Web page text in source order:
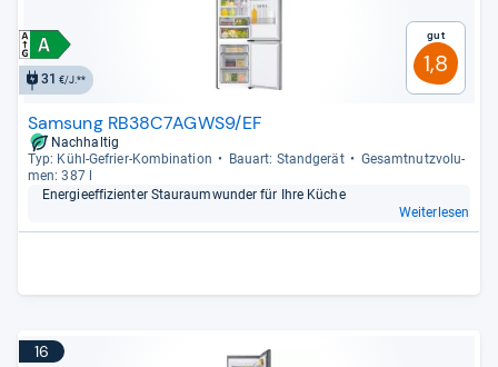
31 €/J.**
Gut
1,8
Samsung RB38C7AGWS9/EF
Nachhaltig
Typ: Kühl-​Gefrier-​Kom­bi­na­tion
Bau­art: Stand­ge­rät
Gesamt­nutz­vo­lu­
men: 387 l
Ener­gie­ef­fi­zi­en­ter Stau­raum­wun­der für Ihre Küche
Weiterlesen
16